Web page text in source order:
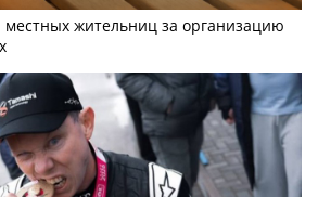
местных жительниц за организацию